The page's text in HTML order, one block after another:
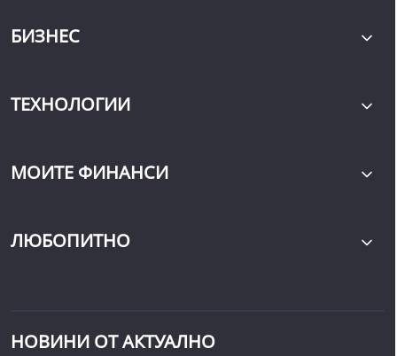
БИЗНЕС
ТЕХНОЛОГИИ
МОИТЕ ФИНАНСИ
ЛЮБОПИТНО
НОВИНИ ОТ АКТУАЛНО